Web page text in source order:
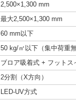
2,500×1,300 mm
最大2,500×1,300 mm
60 mm以下
50 kg/㎡以下（集中荷重無
ブロア吸着式 + フットス
2分割（X方向）
LED-UV方式